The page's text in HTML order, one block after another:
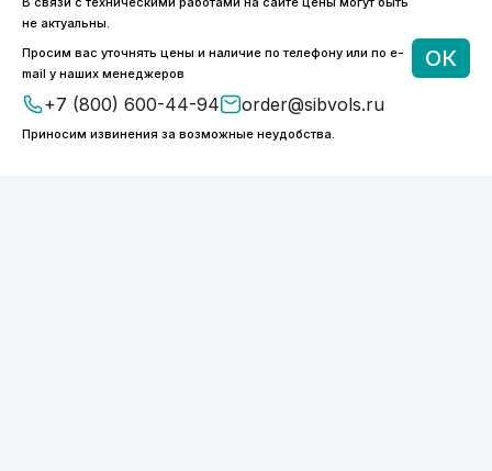
не актуальны.
Просим вас уточнять цены и наличие по телефону или по e-
mail у наших менеджеров
+7 (800) 600-44-94 order@sibvols.ru
Приносим извинения за возможные неудобства.
ОК
8 (800) 600-44-94
ПН-ПТ 9:00 - 18:00
order@sibvols.ru